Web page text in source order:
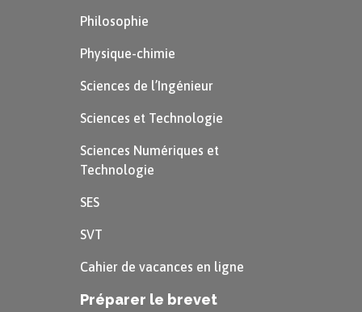
Philosophie
Physique-chimie
Sciences de l’Ingénieur
Sciences et Technologie
Sciences Numériques et
Technologie
SES
SVT
Cahier de vacances en ligne
Préparer le brevet